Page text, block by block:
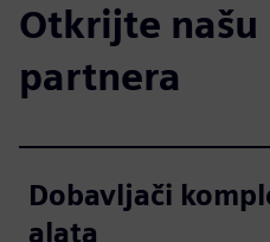
Otkrijte našu
partnera
Dobavljači
alata